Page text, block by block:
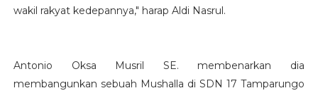
wakil rakyat kedepannya," harap Aldi Nasrul.
Antonio Oksa Musril SE. membenarkan dia
membangunkan sebuah Mushalla di SDN 17 Tamparungo